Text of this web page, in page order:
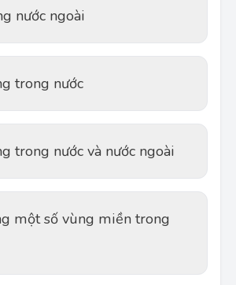
nước ngoài
trong nước
trong nước và nước ngoài
một số vùng miền trong